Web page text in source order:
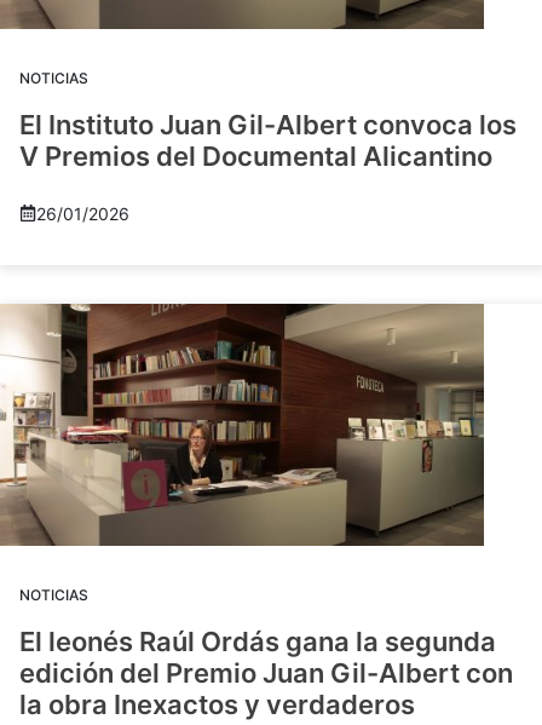
NOTICIAS
El Instituto Juan Gil-Albert convoca los
V Premios del Documental Alicantino
26/01/2026
NOTICIAS
El leonés Raúl Ordás gana la segunda
edición del Premio Juan Gil-Albert con
la obra Inexactos y verdaderos